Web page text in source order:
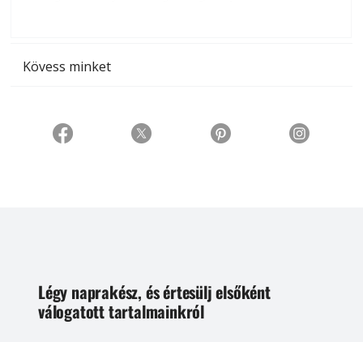
Kövess minket
Légy naprakész, és értesülj elsőként
válogatott tartalmainkról